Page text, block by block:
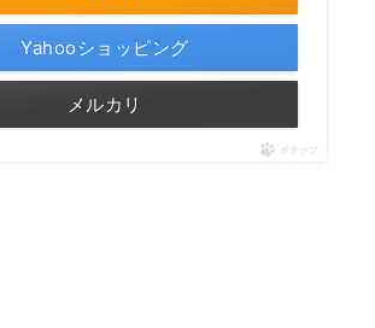
Yahooショッピング
メルカリ
ポチップ